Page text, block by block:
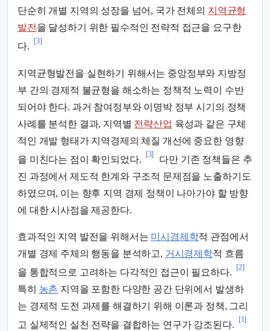
단순히 개별 지역의 성장을 넘어, 국가 전체의 지역균형
발전 을 달성하기 위한 필수적인 전략적 접근을 요구한
다.
[3]
지역균형발전을 실현하기 위해서는 중앙정부와 지방정
부 간의 경제적 불균형을 해소하는 정책적 노력이 수반
되어야 한다. 과거 참여정부와 이명박 정부 시기의 정책
사례를 분석한 결과, 지역별 전략산업 육성과 같은 구체
적인 개발 형태가 지역경제의 체질 개선에 중요한 영향
을 미친다는 점이 확인되었다.
[3]
다만 기존 정책들은 추
진 과정에서 제도적 한계와 구조적 문제점을 노출하기도
하였으며, 이는 향후 지역 경제 정책이 나아가야 할 방향
에 대한 시사점을 제공한다.
효과적인 지역 발전을 위해서는 미시경제학적 관점에서
개별 경제 주체의 행동을 분석하고, 거시경제학적 흐름
을 통합적으로 고려하는 다각적인 접근이 필요하다.
[2]
특히 농촌 지역을 포함한 다양한 공간 단위에서 발생하
는 경제적 도전 과제를 해결하기 위해 이론과 정책, 그리
고 실제적인 실천 전략을 결합하는 연구가 강조된다.
[1]